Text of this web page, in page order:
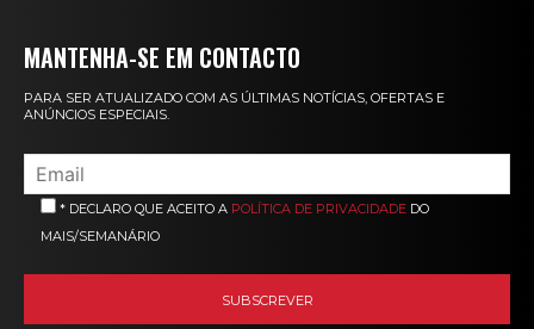
MANTENHA-SE EM CONTACTO
PARA SER ATUALIZADO COM AS ÚLTIMAS NOTÍCIAS, OFERTAS E
ANÚNCIOS ESPECIAIS.
* DECLARO QUE ACEITO A POLÍTICA DE PRIVACIDADE DO
MAIS/SEMANÁRIO